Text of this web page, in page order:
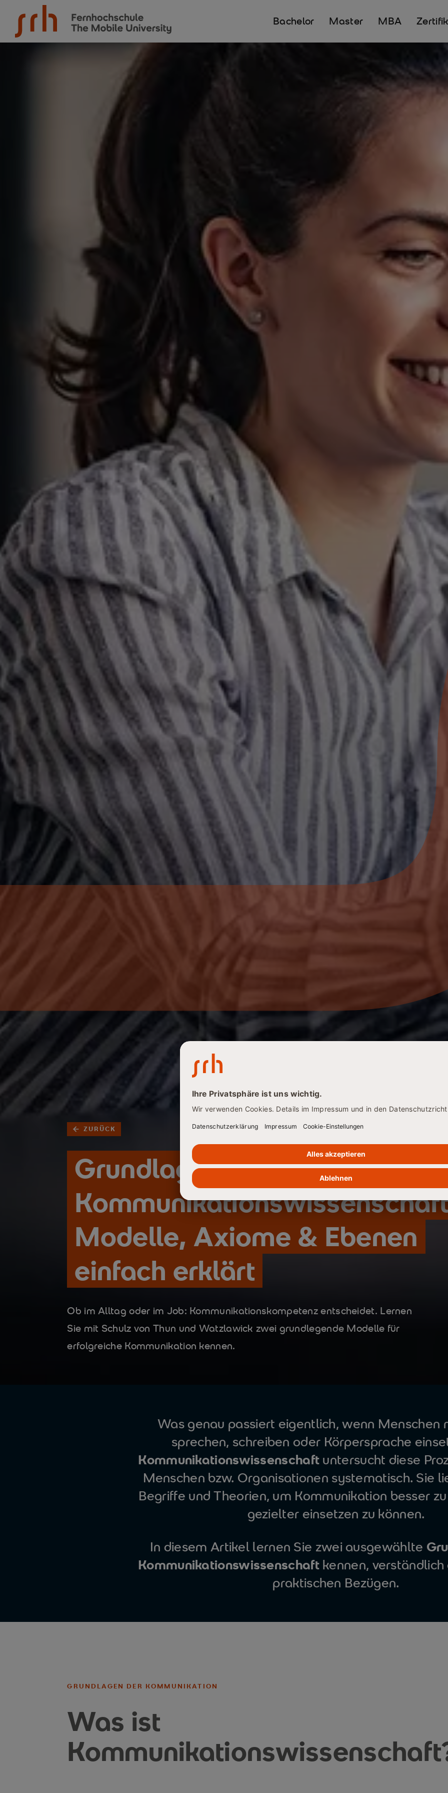
Bachelor Master MBA
ZURÜCK
Grundlagen der
Modelle, Axiome & Ebenen
einfach erklärt
Ob im Alltag oder im Job: Kommunikationskompetenz entscheidet. Lernen
Sie mit Schulz von Thun und Watzlawick zwei grundlegende Modelle für
erfolgreiche Kommunikation kennen.
Was genau passiert eigentlich, wenn Menschen
sprechen, schreiben oder Körpersprache
Kommunikationswissenschaft untersucht diese
Menschen bzw. Organisationen systematisch. Sie
Begriffe und Theorien, um Kommunikation besser
gezielter einsetzen zu können.
In diesem Artikel lernen Sie zwei ausgewählte
Kommunikationswissenschaftkennen,
praktischen Bezügen.
GRUNDLAGEN DER KOMMUNIKATION
Was ist